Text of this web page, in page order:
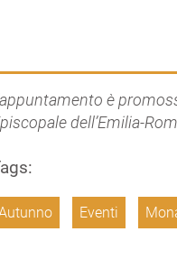
è
dell’Emilia-
Eventi